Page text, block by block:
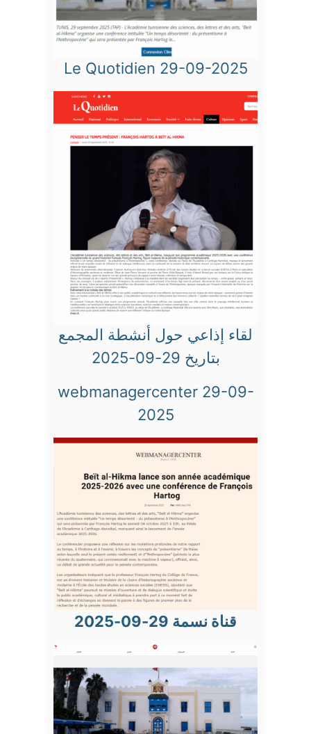
Le Quotidien 29-09-2025
لقاء إذاعي حول أنشطة المجمع
بتاريخ 29-09-2025
webmanagercenter 29-09-
2025
قناة نسمة 29-09-2025